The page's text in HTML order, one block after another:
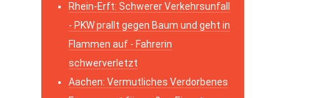
Rhein-Erft: Schwerer Verkehrsunfall
- PKW prallt gegen Baum und geht in
Flammen auf - Fahrerin
schwerverletzt
Aachen: Vermutliches Verdorbenes